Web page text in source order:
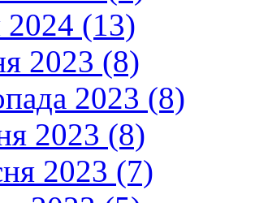
2024 (13)
2023 (8)
2023 (8)
2023 (8)
2023 (7)